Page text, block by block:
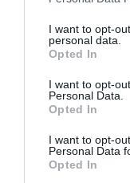
I want to opt-
personal data.
Opted In
I want to opt-
Personal Data.
Opted In
I want to opt-
Personal Data
Opted In
συστατικό για
σώματος
οι φτέρνες. Αν
foot scrub δεν
λάδι καρύδας
combo